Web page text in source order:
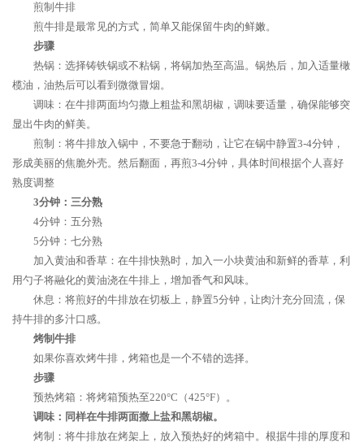
煎制牛排
煎牛排是最常见的方式，简单又能保留牛肉的鲜嫩。
步骤
热锅：选择铸铁锅或不粘锅，将锅加热至高温。锅热后，加入适量橄
榄油，油热后可以看到微微冒烟。
调味：在牛排两面均匀撒上粗盐和黑胡椒，调味要适量，确保能够突
显出牛肉的鲜美。
煎制：将牛排放入锅中，不要急于翻动，让它在锅中静置3-4分钟，
形成美丽的焦脆外壳。然后翻面，再煎3-4分钟，具体时间根据个人喜好
熟度调整
3分钟：三分熟
4分钟：五分熟
5分钟：七分熟
加入黄油和香草：在牛排快熟时，加入一小块黄油和新鲜的香草，利
用勺子将融化的黄油浇在牛排上，增加香气和风味。
休息：将煎好的牛排放在切板上，静置5分钟，让肉汁充分回流，保
持牛排的多汁口感。
烤制牛排
如果你喜欢烤牛排，烤箱也是一个不错的选择。
步骤
预热烤箱：将烤箱预热至220°C（425°F）。
调味：同样在牛排两面撒上盐和黑胡椒。
烤制：将牛排放在烤架上，放入预热好的烤箱中。根据牛排的厚度和